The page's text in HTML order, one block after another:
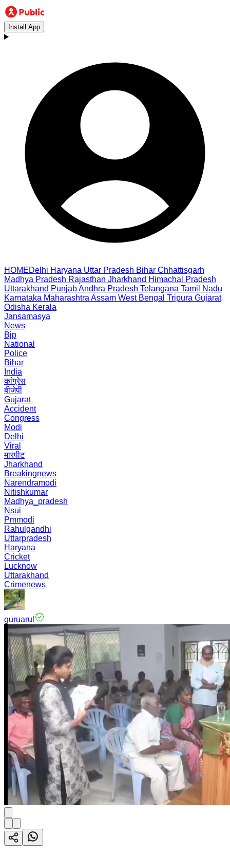
Install App
HOMEDelhi Haryana Uttar Pradesh Bihar Chhattisgarh
Madhya Pradesh Rajasthan Jharkhand Himachal Pradesh
Uttarakhand PunjabAndhra Pradesh Telangana Tamil Nadu
Karnataka Maharashtra Assam West Bengal Tripura Gujarat
Odisha Kerala
Jansamasya
News
Bjp
National
Police
Bihar
India
कांग्रेस
बीजेपी
Gujarat
Accident
Congress
Modi
Delhi
Viral
मारपीट
Jharkhand
Breakingnews
Narendramodi
Nitishkumar
Madhya_pradesh
Nsui
Pmmodi
Rahulgandhi
Uttarpradesh
Haryana
Cricket
Lucknow
Uttarakhand
Crimenews
guruarul